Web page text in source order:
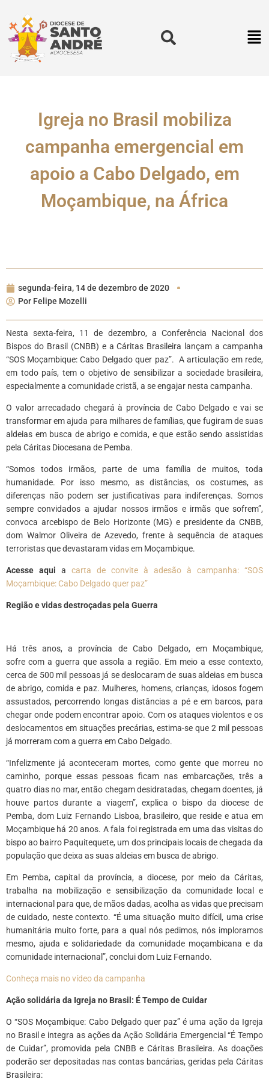
Igreja no Brasil mobiliza
campanha emergencial em
apoio a Cabo Delgado, em
Moçambique, na África
segunda-feira, 14 de dezembro de 2020
Por Felipe Mozelli
Nesta sexta-feira, 11 de dezembro, a Conferência Nacional dos
Bispos do Brasil (CNBB) e a Cáritas Brasileira lançam a campanha
“SOS Moçambique: Cabo Delgado quer paz”. A articulação em rede,
em todo país, tem o objetivo de sensibilizar a sociedade brasileira,
especialmente a comunidade cristã, a se engajar nesta campanha.
O valor arrecadado chegará à província de Cabo Delgado e vai se
transformar em ajuda para milhares de famílias, que fugiram de suas
aldeias em busca de abrigo e comida, e que estão sendo assistidas
pela Cáritas Diocesana de Pemba.
“Somos todos irmãos, parte de uma família de muitos, toda
humanidade. Por isso mesmo, as distâncias, os costumes, as
diferenças não podem ser justificativas para indiferenças. Somos
sempre convidados a ajudar nossos irmãos e irmãs que sofrem”,
convoca arcebispo de Belo Horizonte (MG) e presidente da CNBB,
dom Walmor Oliveira de Azevedo, frente à sequência de ataques
terroristas que devastaram vidas em Moçambique.
Acesse aqui a carta de convite à adesão à campanha: “SOS
Moçambique: Cabo Delgado quer paz”
Região e vidas destroçadas pela Guerra
Há três anos, a província de Cabo Delgado, em Moçambique,
sofre com a guerra que assola a região. Em meio a esse contexto,
cerca de 500 mil pessoas já se deslocaram de suas aldeias em busca
de abrigo, comida e paz. Mulheres, homens, crianças, idosos fogem
assustados, percorrendo longas distâncias a pé e em barcos, para
chegar onde podem encontrar apoio. Com os ataques violentos e os
deslocamentos em situações precárias, estima-se que 2 mil pessoas
já morreram com a guerra em Cabo Delgado.
“Infelizmente já aconteceram mortes, como gente que morreu no
caminho, porque essas pessoas ficam nas embarcações, três a
quatro dias no mar, então chegam desidratadas, chegam doentes, já
houve partos durante a viagem”, explica o bispo da diocese de
Pemba, dom Luiz Fernando Lisboa, brasileiro, que reside e atua em
Moçambique há 20 anos. A fala foi registrada em uma das visitas do
bispo ao bairro Paquitequete, um dos principais locais de chegada da
população que deixa as suas aldeias em busca de abrigo.
Em Pemba, capital da província, a diocese, por meio da Cáritas,
trabalha na mobilização e sensibilização da comunidade local e
internacional para que, de mãos dadas, acolha as vidas que precisam
de cuidado, neste contexto. “É uma situação muito difícil, uma crise
humanitária muito forte, para a qual nós pedimos, nós imploramos
mesmo, ajuda e solidariedade da comunidade moçambicana e da
comunidade internacional”, conclui dom Luiz Fernando.
Conheça mais no vídeo da campanha
Ação solidária da Igreja no Brasil: É Tempo de Cuidar
O “SOS Moçambique: Cabo Delgado quer paz” é uma ação da Igreja
no Brasil e integra as ações da Ação Solidária Emergencial “É Tempo
de Cuidar”, promovida pela CNBB e Cáritas Brasileira. As doações
poderão ser depositadas nas contas bancárias, geridas pela Cáritas
Brasileira: